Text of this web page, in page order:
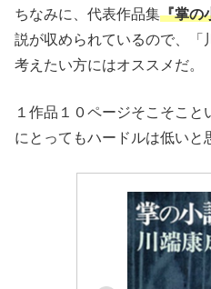
ちなみに、代表作品集『掌の
説が収められているので、「
考えたい方にはオススメだ。
１作品１０ページそこそこ
にとってもハードルは低いと